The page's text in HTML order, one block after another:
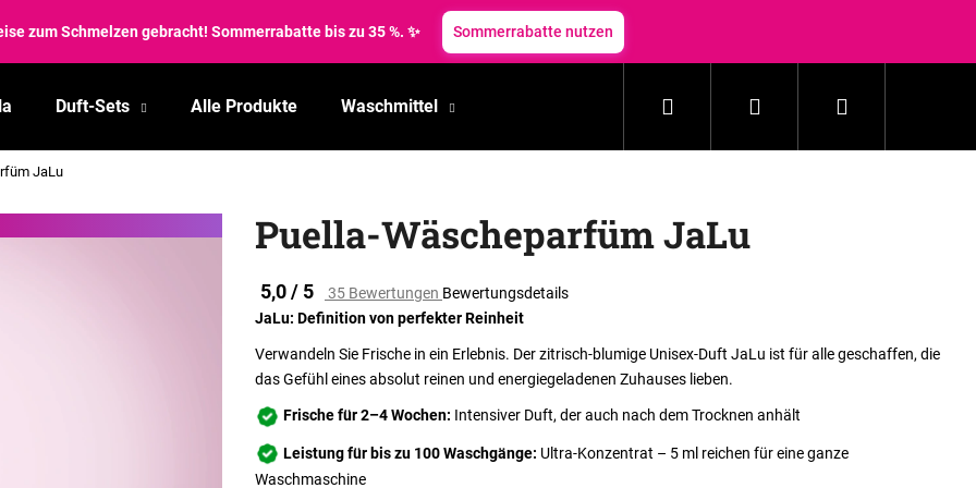
zum Schmelzen gebracht! Sommerrabatte bis zu 35 %. ✨ Sommerrabatte nutzen
Duft-Sets Alle Produkte Waschmittel KosmetikSuchen Login Warenkorb
JaLu
Puella-Wäscheparfüm JaLu
Die
durchschnittliche
Produktbewertung
ist
5,0
5
Sternen.
5,0 / 5 35 Bewertungen Bewertungsdetails
JaLu: Definition von perfekter Reinheit
Verwandeln Sie Frische in ein Erlebnis. Der zitrisch-blumige Unisex-Duft JaLu ist für alle geschaffen, die
das Gefühl eines absolut reinen und energiegeladenen Zuhauses lieben.
Frische für 2–4 Wochen: Intensiver Duft, der auch nach dem Trocknen anhält
Leistung für bis zu 100 Waschgänge: Ultra-Konzentrat – 5 ml reichen für eine ganze
Waschmaschine
Was suchen Sie?